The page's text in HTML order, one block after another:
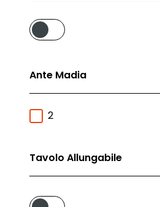
Ante Madia
2
Tavolo Allungabile